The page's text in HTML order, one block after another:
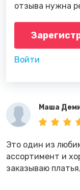
отзыва нужна
Войти
Маша
Это один из
ассортимент и
заказываю